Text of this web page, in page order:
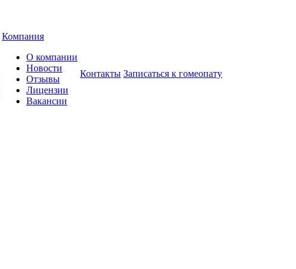
Компания
О компании
Новости
Отзывы
Лицензии
Вакансии
Контакты Записаться к гомеопату